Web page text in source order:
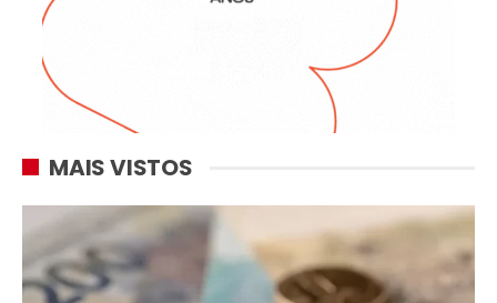
MAIS VISTOS